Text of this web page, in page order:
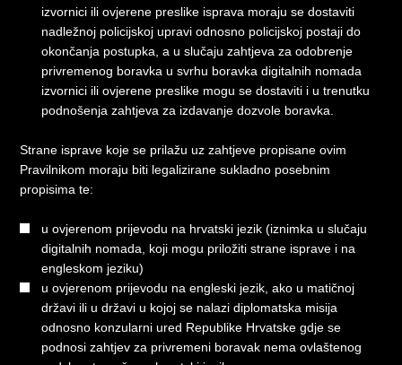
izvornici ili ovjerene preslike isprava moraju se dostaviti
nadležnoj policijskoj upravi odnosno policijskoj postaji do
okončanja postupka, a u slučaju zahtjeva za odobrenje
privremenog boravka u svrhu boravka digitalnih nomada
izvornici ili ovjerene preslike mogu se dostaviti i u trenutku
podnošenja zahtjeva za izdavanje dozvole boravka.
Strane isprave koje se prilažu uz zahtjeve propisane ovim
Pravilnikom moraju biti legalizirane sukladno posebnim
propisima te:
u ovjerenom prijevodu na hrvatski jezik (iznimka u slučaju
digitalnih nomada, koji mogu priložiti strane isprave i na
engleskom jeziku)
u ovjerenom prijevodu na engleski jezik, ako u matičnoj
državi ili u državi u kojoj se nalazi diplomatska misija
odnosno konzularni ured Republike Hrvatske gdje se
podnosi zahtjev za privremeni boravak nema ovlaštenog